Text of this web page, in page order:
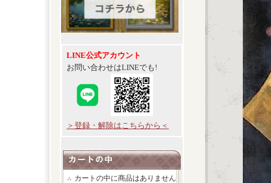
LINE公式アカウント
お問い合わせはLINEでも!
＞登録・解除はこちらから＜
カートの中に商品はありません